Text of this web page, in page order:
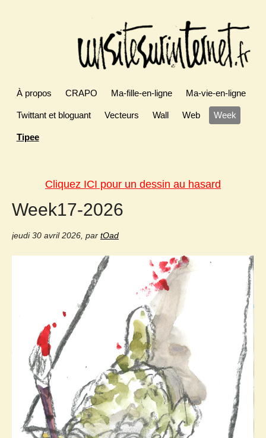
À propos CRAPO Ma-fille-en-ligne Ma-vie-en-ligne
Twittant et bloguant Vecteurs Wall Web Week
Tipee
Cliquez ICI pour un dessin au hasard
Week17-2026
jeudi 30 avril 2026, par tOad